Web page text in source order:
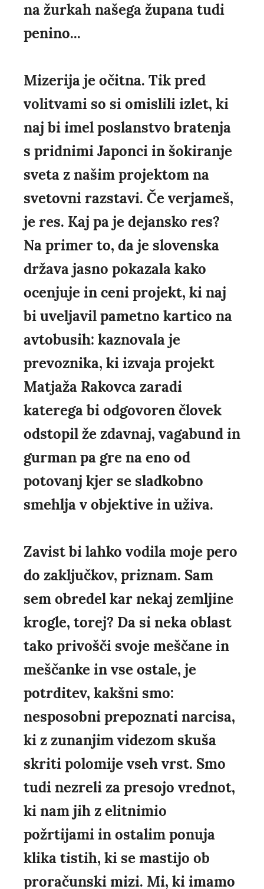
na žurkah našega župana tudi
penino...
Mizerija je očitna. Tik pred
volitvami so si omislili izlet, ki
naj bi imel poslanstvo bratenja
s pridnimi Japonci in šokiranje
sveta z našim projektom na
svetovni razstavi. Če verjameš,
je res. Kaj pa je dejansko res?
Na primer to, da je slovenska
država jasno pokazala kako
ocenjuje in ceni projekt, ki naj
bi uveljavil pametno kartico na
avtobusih: kaznovala je
prevoznika, ki izvaja projekt
Matjaža Rakovca zaradi
katerega bi odgovoren človek
odstopil že zdavnaj, vagabund in
gurman pa gre na eno od
potovanj kjer se sladkobno
smehlja v objektive in uživa.
Zavist bi lahko vodila moje pero
do zaključkov, priznam. Sam
sem obredel kar nekaj zemljine
krogle, torej? Da si neka oblast
tako privošči svoje meščane in
meščanke in vse ostale, je
potrditev, kakšni smo:
nesposobni prepoznati narcisa,
ki z zunanjim videzom skuša
skriti polomije vseh vrst. Smo
tudi nezreli za presojo vrednot,
ki nam jih z elitnimio
požrtijami in ostalim ponuja
klika tistih, ki se mastijo ob
proračunski mizi. Mi, ki imamo